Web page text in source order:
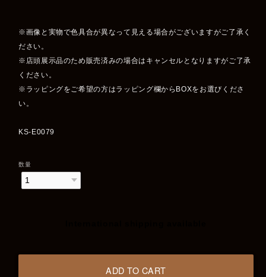
※画像と実物で色具合が異なって見える場合がございますがご了承く
ださい。
※店頭展示品のため販売済みの場合はキャンセルとなりますがご了承
ください。
※ラッピングをご希望の方はラッピング欄からBOXをお選びくださ
い。
KS-E0079
数量
ADD TO CART